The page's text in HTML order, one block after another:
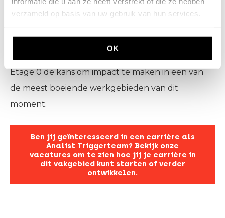
verzameld op basis van uw gebruik van hun services.
OK
Zet de volgende stap in je carrière
risicobeoordeling en ben je klaar voor een nieuwe
Etage 0 de kans om impact te maken in een van
de meest boeiende werkgebieden van dit
moment.
Ben jij geïnteresseerd in een carrière als
Analist Triggerteam? Bekijk onze
vacatures om te zien hoe jij je carrière in
dit vakgebied kunt starten of verder
ontwikkelen.